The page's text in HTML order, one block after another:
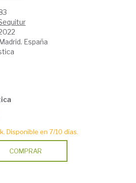
España
Disponible en 7/10 días.
COMPRAR